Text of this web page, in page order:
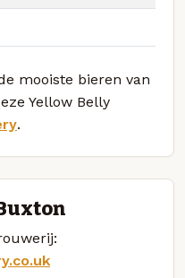
mooiste bieren van
Yellow Belly
.